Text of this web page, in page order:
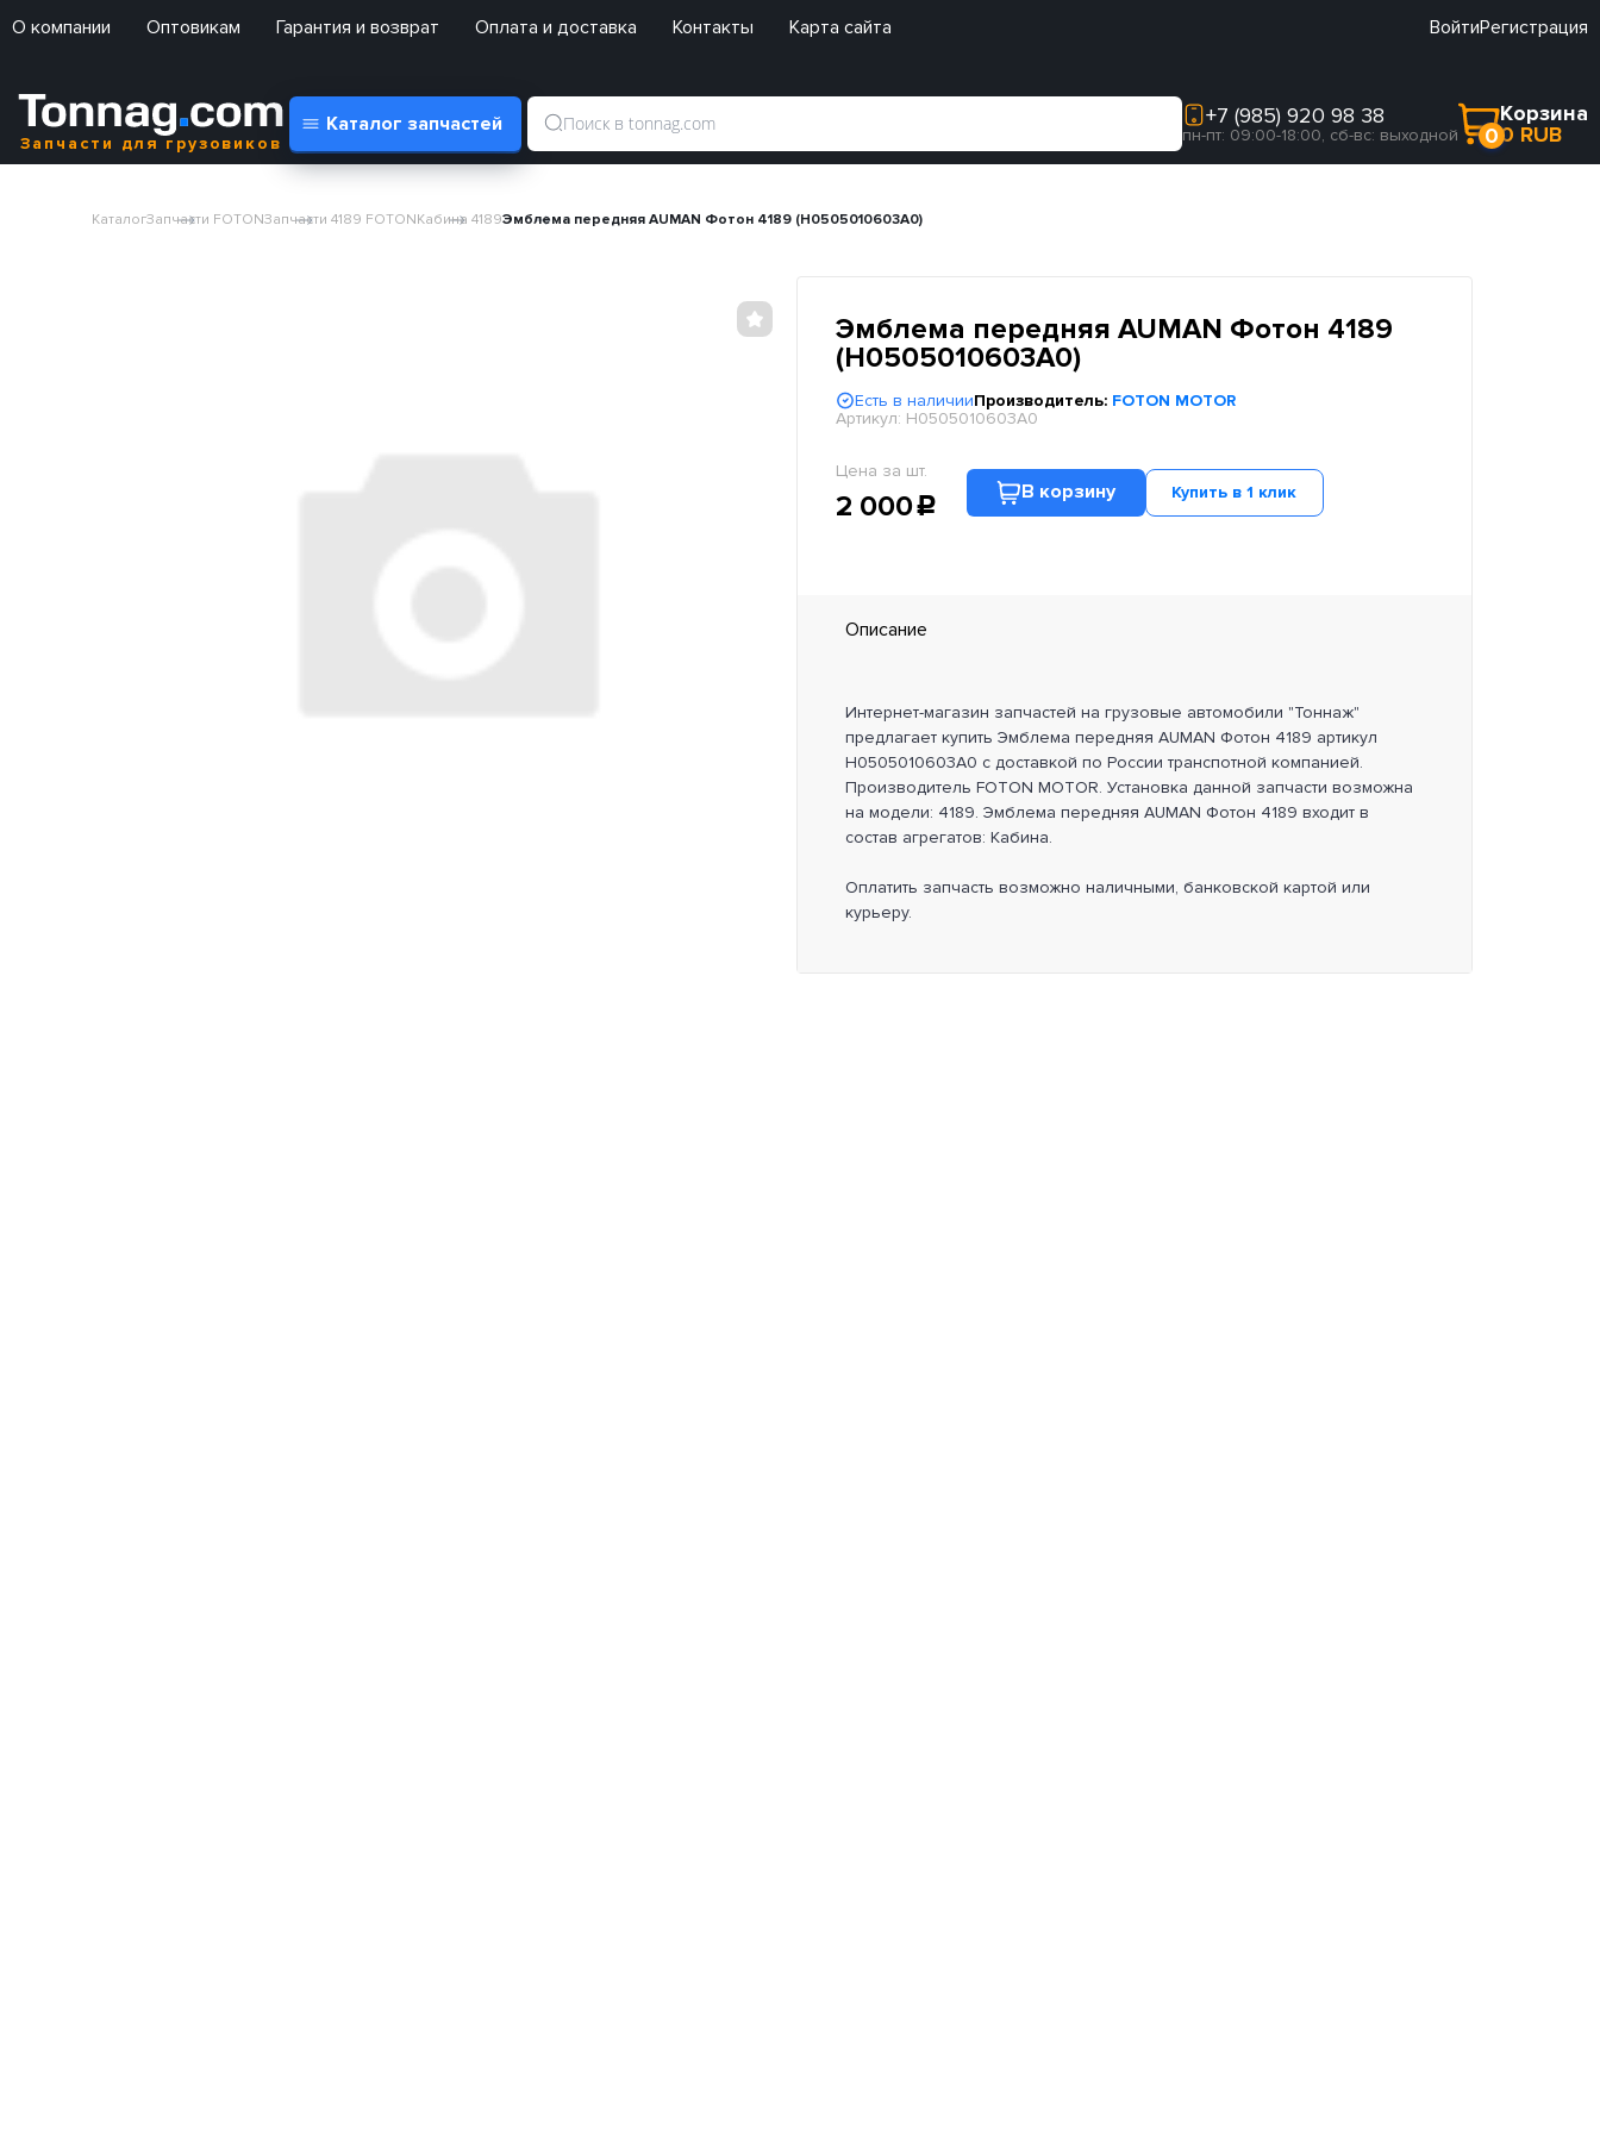
О компании Оптовикам Гарантия и возврат Оплата и доставка Контакты Карта сайта ВойтиРегистрация
Запчасти для грузовиков
Каталог запчастей +7 (985) 920 98 38
пн-пт: 09:00-18:00, сб-вс: выходной 0
Корзина
0 RUB
КаталогЗапчасти FOTONЗапчасти 4189 FOTONКабина 4189Эмблема передняя AUMAN Фотон 4189 (H0505010603A0)
Эмблема передняя AUMAN Фотон 4189
(H0505010603A0)
Есть в наличииПроизводитель: FOTON MOTOR
Артикул: H0505010603A0
Цена за шт.
2 000c
В корзину Купить в 1 клик
Описание
Интернет-магазин запчастей на грузовые автомобили "Тоннаж"
предлагает купить Эмблема передняя AUMAN Фотон 4189 артикул
H0505010603A0 с доставкой по России транспотной компанией.
Производитель FOTON MOTOR. Установка данной запчасти возможна
на модели: 4189. Эмблема передняя AUMAN Фотон 4189 входит в
состав агрегатов: Кабина.
Оплатить запчасть возможно наличными, банковской картой или
курьеру.